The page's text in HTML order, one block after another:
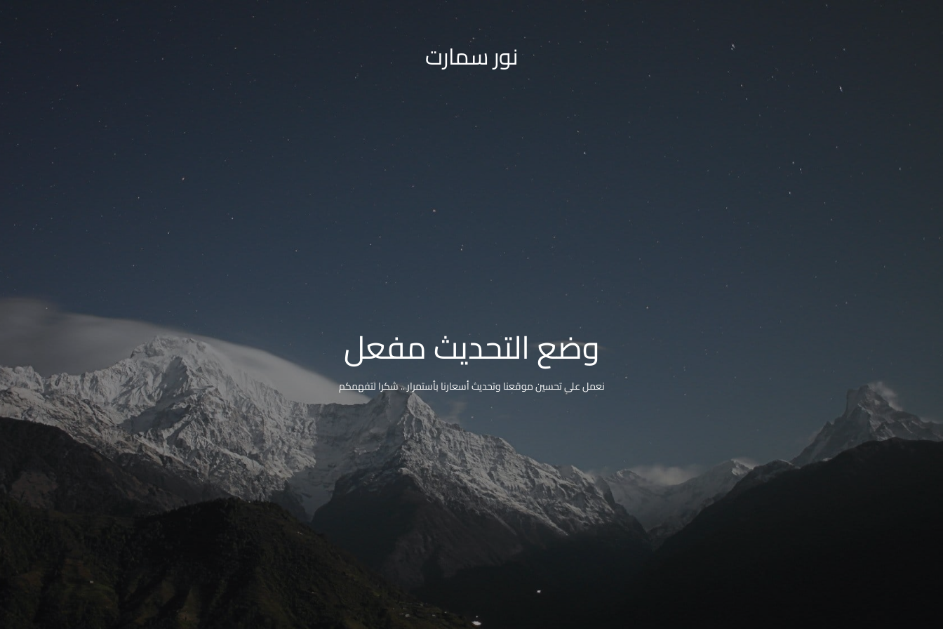
نور سمارت
وضع التحديث مفعل
نعمل على تحسين موقعنا وتحديث أسعارنا بأستمرار .. شكرا لتفهمكم